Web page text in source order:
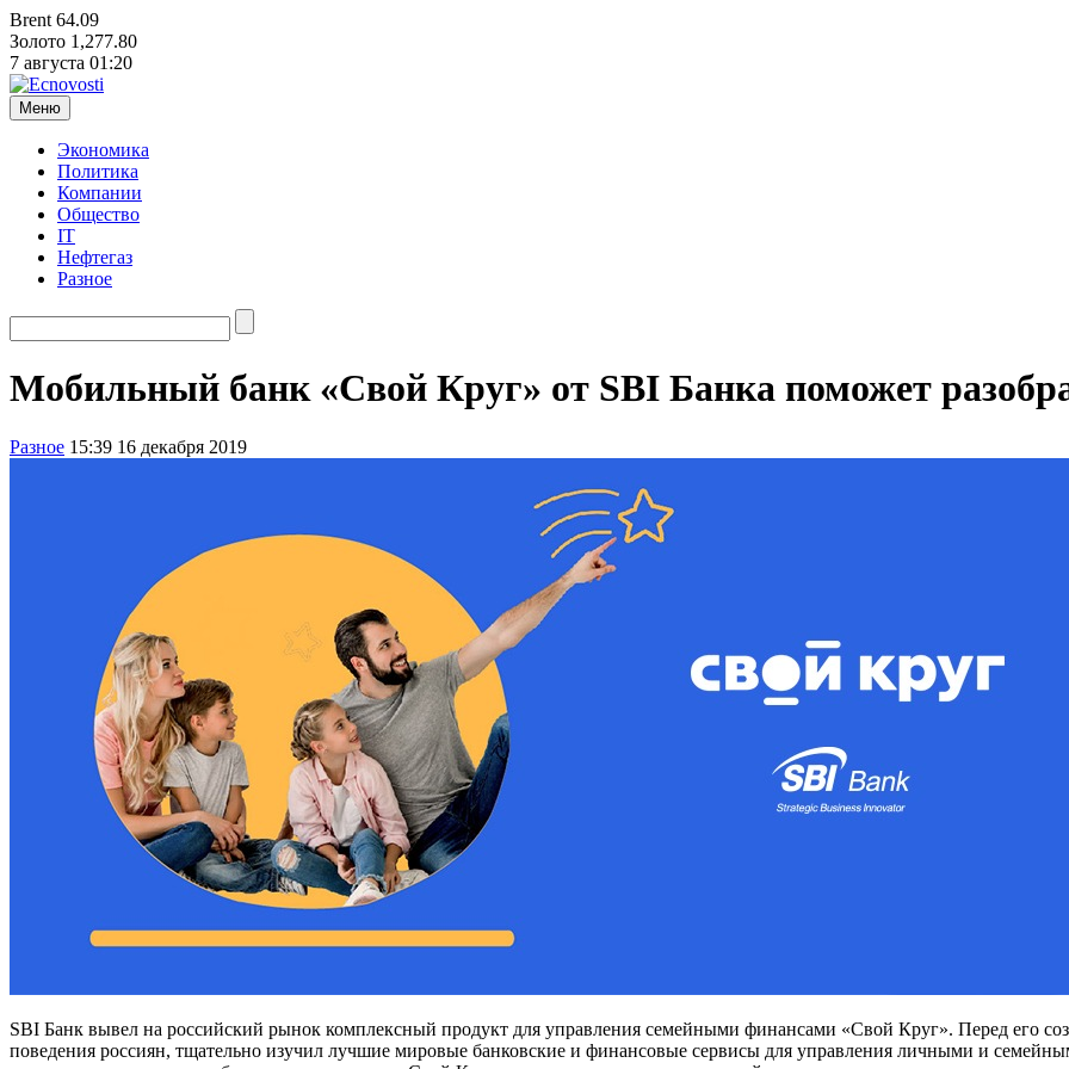
Brent 64.09
Золото 1,277.80
7 августа 01:20
Меню
Экономика
Политика
Компании
Общество
IT
Нефтегаз
Разное
Мобильный банк «Свой Круг» от SBI Банка поможет
Разное 15:39 16 декабря 2019
SBI Банк вывел на российский рынок комплексный продукт для управления семейными финансами «Свой Круг». Перед его
поведения россиян, тщательно изучил лучшие мировые банковские и финансовые сервисы для управления личными и